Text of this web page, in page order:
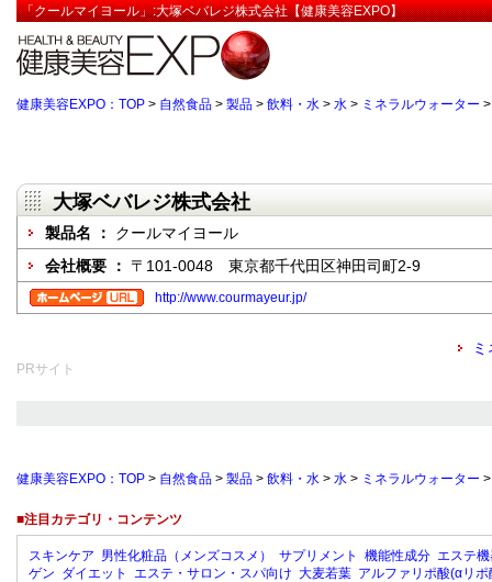
「クールマイヨール」:大塚ベバレジ株式会社【健康美容EXPO】
健康美容EXPO：TOP > 自然食品 > 製品 > 飲料・水 > 水 > ミネラルウォーター
大塚ベバレジ株式会社
製品名 ： クールマイヨール
会社概要 ： 〒101-0048 東京都千代田区神田司町2-9
http://www.courmayeur.jp/
PRサイト
健康美容EXPO：TOP > 自然食品 > 製品 > 飲料・水 > 水 > ミネラルウォーター
■注目カテゴリ・コンテンツ
スキンケア 男性化粧品（メンズコスメ） サプリメント 機能性成分 エステ
ゲン ダイエット エステ・サロン・スパ向け 大麦若葉 アルファリポ酸(αリポ